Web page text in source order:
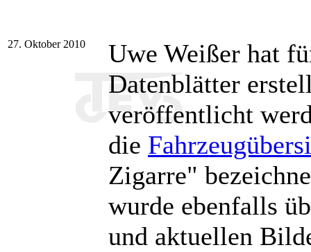
27. Oktober 2010
Uwe Weißer hat
Datenblätter
veröffentlicht
die
Zigarre"
wurde ebenfalls
und aktuellen